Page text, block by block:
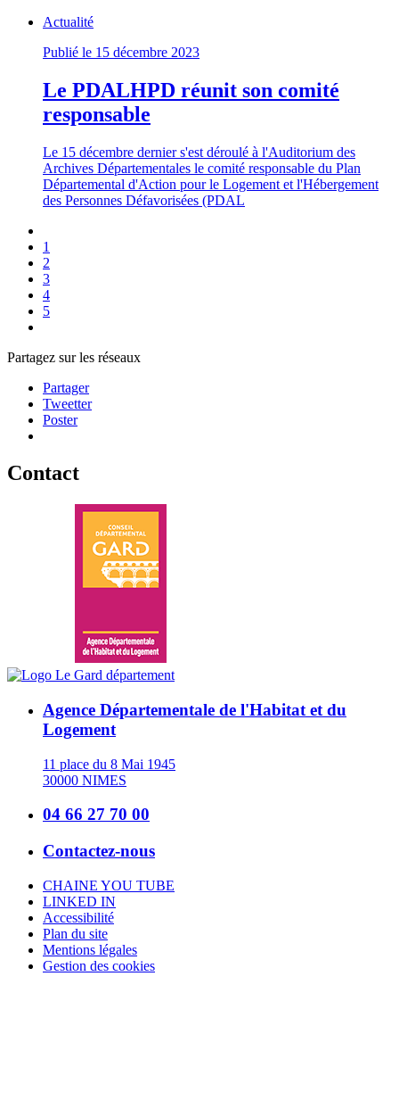
Actualité
Publié le 15 décembre 2023
Le PDALHPD réunit son comité
responsable
Le 15 décembre dernier s'est déroulé à l'Auditorium des
Archives Départementales le comité responsable du Plan
Départemental d'Action pour le Logement et l'Hébergement
des Personnes Défavorisées (PDAL
1
2
3
4
5
Partagez sur les réseaux
Partager
Tweetter
Poster
Contact
Agence Départementale de l'Habitat et du
Logement
11 place du 8 Mai 1945
30000 NIMES
04 66 27 70 00
Contactez-nous
CHAINE YOU TUBE
LINKED IN
Accessibilité
Plan du site
Mentions légales
Gestion des cookies